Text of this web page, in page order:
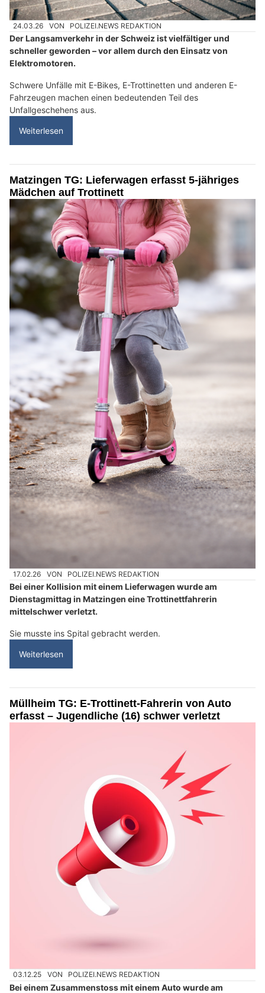
24.03.26 VON POLIZEI.NEWS REDAKTION
Der Langsamverkehr in der Schweiz ist vielfältiger und
schneller geworden – vor allem durch den Einsatz von
Elektromotoren.
Schwere Unfälle mit E-Bikes, E-Trottinetten und anderen E-
Fahrzeugen machen einen bedeutenden Teil des
Unfallgeschehens aus.
Weiterlesen
Matzingen TG: Lieferwagen erfasst 5-jähriges
Mädchen auf Trottinett
17.02.26 VON POLIZEI.NEWS REDAKTION
Bei einer Kollision mit einem Lieferwagen wurde am
Dienstagmittag in Matzingen eine Trottinettfahrerin
mittelschwer verletzt.
Sie musste ins Spital gebracht werden.
Weiterlesen
Müllheim TG: E-Trottinett-Fahrerin von Auto
erfasst – Jugendliche (16) schwer verletzt
03.12.25 VON POLIZEI.NEWS REDAKTION
Bei einem Zusammenstoss mit einem Auto wurde am